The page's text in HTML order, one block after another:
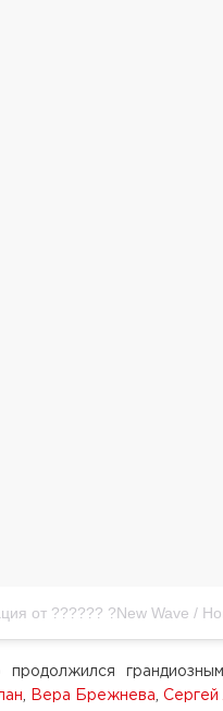
от ?????? ?New Wave /
продолжился
Вера Брежнева Сергей